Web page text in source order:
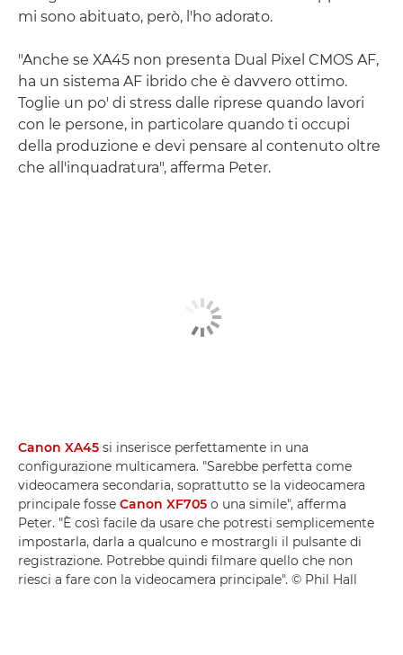
mi sono abituato, però, l'ho adorato.
"Anche se XA45 non presenta Dual Pixel CMOS AF,
ha un sistema AF ibrido che è davvero ottimo.
Toglie un po' di stress dalle riprese quando lavori
con le persone, in particolare quando ti occupi
della produzione e devi pensare al contenuto oltre
che all'inquadratura", afferma Peter.
Canon XA45 si inserisce perfettamente in una
configurazione multicamera. "Sarebbe perfetta come
videocamera secondaria, soprattutto se la videocamera
principale fosse Canon XF705 o una simile", afferma
Peter. "È così facile da usare che potresti semplicemente
impostarla, darla a qualcuno e mostrargli il pulsante di
registrazione. Potrebbe quindi filmare quello che non
riesci a fare con la videocamera principale". © Phil Hall